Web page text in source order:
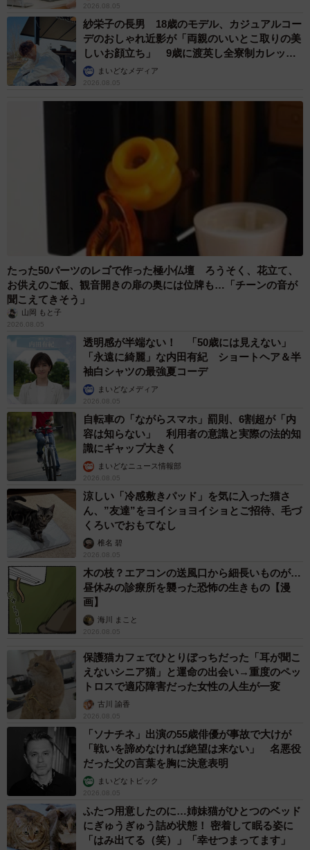
2026.08.05
紗栄子の長男 18歳のモデル、カジュアルコー
デのおしゃれ近影が「両親のいいとこ取りの美
しいお顔立ち」 9歳に渡英し全寮制カレッジ
で学ぶまいどなメディア
2026.08.05
たった50パーツのレゴで作った極小仏壇 ろうそく、花立て、
お供えのご飯、観音開きの扉の奥には位牌も…「チーンの音が
聞こえてきそう」
山岡 もと子
2026.08.05
透明感が半端ない！ 「50歳には見えない」
「永遠に綺麗」な内田有紀 ショートヘア＆半
袖白シャツの最強夏コーデ
まいどなメディア
2026.08.05
自転車の「ながらスマホ」罰則、6割超が「内
容は知らない」 利用者の意識と実際の法的知
識にギャップ大きく
まいどなニュース情報部
2026.08.05
涼しい「冷感敷きパッド」を気に入った猫さ
ん、”友達”をヨイショヨイショとご招待、毛づ
くろいでおもてなし
椎名 碧
2026.08.05
木の枝？エアコンの送風口から細長いものが…
昼休みの診療所を襲った恐怖の生きもの【漫
画】
海川 まこと
2026.08.05
保護猫カフェでひとりぼっちだった「耳が聞こ
えないシニア猫」と運命の出会い→重度のペッ
トロスで適応障害だった女性の人生が一変
古川 諭香
2026.08.05
「ソナチネ」出演の55歳俳優が事故で大けが
「戦いを諦めなければ絶望は来ない」 名悪役
だった父の言葉を胸に決意表明
まいどなトピック
2026.08.05
ふたつ用意したのに…姉妹猫がひとつのベッド
にぎゅうぎゅう詰め状態！ 密着して眠る姿に
「はみ出てる（笑）」「幸せつまってます」